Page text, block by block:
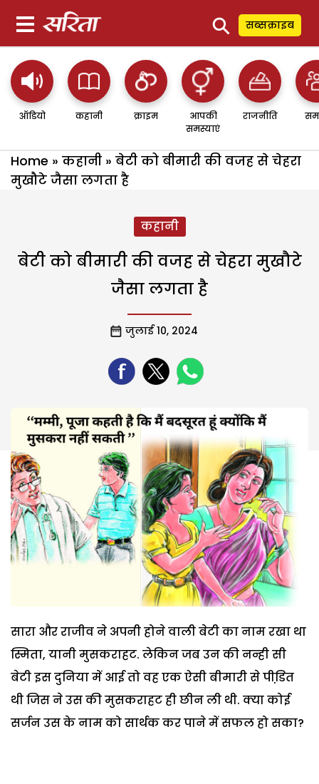
⚲ सब्सक्राइब
ऑडियो कहानी क्राइम
आपकी
समस्याएं
राजनीति
Home » कहानी » बेटी को बीमारी की वजह से चेहरा
मुखौटे जैसा लगता है
कहानी
बेटी को बीमारी की वजह से चेहरा मुखौटे
जैसा लगता है
जुलाई 10, 2024
सारा और राजीव ने अपनी होने वाली बेटी का नाम रखा था
स्मिता, यानी मुसकराहट. लेकिन जब उन की नन्ही सी
बेटी इस दुनिया में आई तो वह एक ऐसी बीमारी से पीडि़त
थी जिस ने उस की मुसकराहट ही छीन ली थी. क्या कोई
सर्जन उस के नाम को सार्थक कर पाने में सफल हो सका?